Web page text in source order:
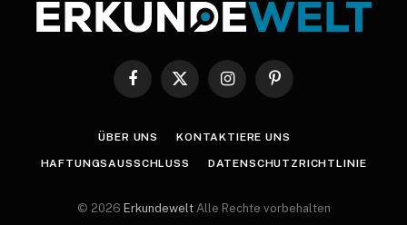
Facebook
X
InstagramPinterest
ÜBER UNS KONTAKTIERE UNS
HAFTUNGSAUSSCHLUSS DATENSCHUTZRICHTLINIE
© 2026 Erkundewelt Alle Rechte vorbehalten